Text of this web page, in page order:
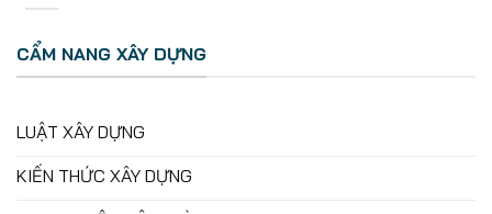
CẨM NANG XÂY DỰNG
LUẬT XÂY DỰNG
KIẾN THỨC XÂY DỰNG